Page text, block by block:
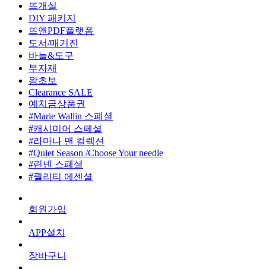
뜨개실
DIY 패키지
뜨앤PDF플랫폼
도서/매거진
바늘&도구
부자재
왕초보
Clearance SALE
예치금상품권
#Marie Wallin 스폐셜
#캐시미어 스페셜
#라마나 맨 컬렉션
#Quiet Season /Choose Your needle
#린넨 스폐셜
#퀄리티 에센셜
회원가입
APP설치
장바구니